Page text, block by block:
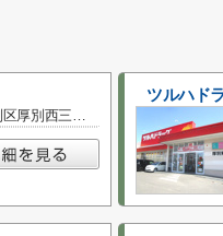
北海道札幌市厚別区厚別西三条４丁目
ツルハド